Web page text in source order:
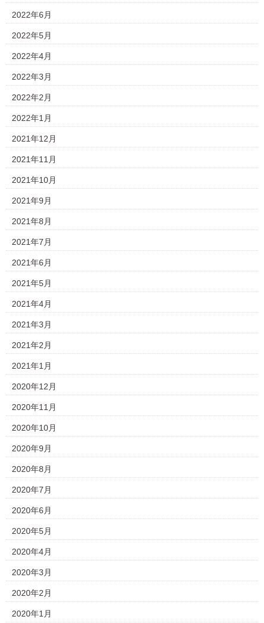
2022年6月
2022年5月
2022年4月
2022年3月
2022年2月
2022年1月
2021年12月
2021年11月
2021年10月
2021年9月
2021年8月
2021年7月
2021年6月
2021年5月
2021年4月
2021年3月
2021年2月
2021年1月
2020年12月
2020年11月
2020年10月
2020年9月
2020年8月
2020年7月
2020年6月
2020年5月
2020年4月
2020年3月
2020年2月
2020年1月